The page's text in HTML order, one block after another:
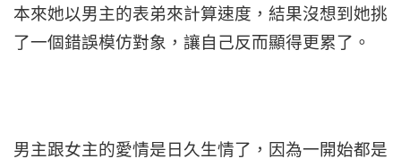
本來她以男主的表弟來計算速度，結果沒想到她挑
了一個錯誤模仿對象，讓自己反而顯得更累了。
男主跟女主的愛情是日久生情了，因為一開始都是